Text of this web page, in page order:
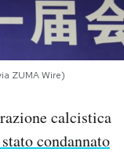
ZUMA Wire)
calcistica
condannato